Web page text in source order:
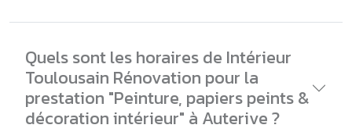
Quels sont les horaires de Intérieur
Toulousain Rénovation pour la
prestation "Peinture, papiers peints &
décoration intérieur" à Auterive ?